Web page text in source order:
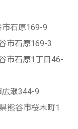
市石原169-9
市石原169-3
市石原1丁目46-
広瀬344-9
熊谷市桜木町1